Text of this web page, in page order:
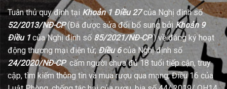
Tuân thủ quy định tại Khoản 1 Điều 27của Nghị định số
52/2013/NĐ-CP(Đã được sửa đổi bổ sung bởi Khoản 9
Điều 1của Nghị định số 85/2021/NĐ-CP) về đăng ký hoạt
động thương mại điện tử; Điều 6của Nghị định số
24/2020/NĐ-CPcấm người chưa đủ 18 tuổi tiếp cận, truy
cập, tìm kiếm thông tin và mua rượu qua mạng; Điều 16 của